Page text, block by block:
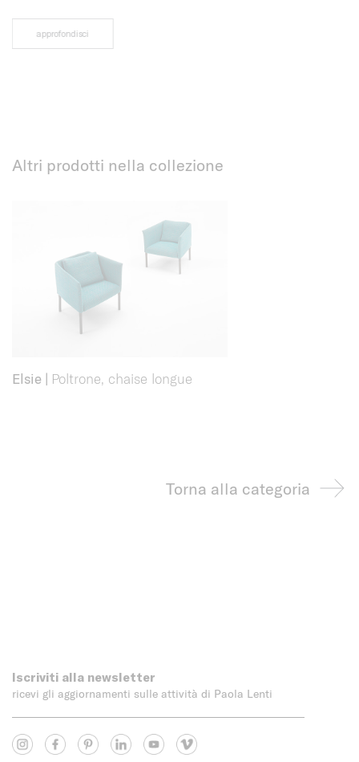
approfondisci
Altri prodotti nella collezione
Elsie | Poltrone, chaise longue
Torna alla categoria
Iscriviti alla newsletter
ricevi gli aggiornamenti sulle attività di Paola Lenti